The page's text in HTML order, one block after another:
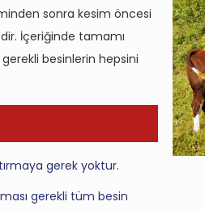
sonra kesim öncesi
İçeriğinde tamamı
besinlerin hepsini
gerek yoktur.
gerekli tüm besin